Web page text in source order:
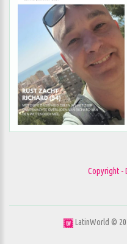
Copyright -
LatinWorld ©